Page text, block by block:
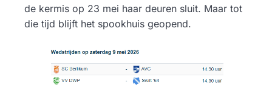
de kermis op 23 mei haar deuren sluit. Maar tot
die tijd blijft het spookhuis geopend.